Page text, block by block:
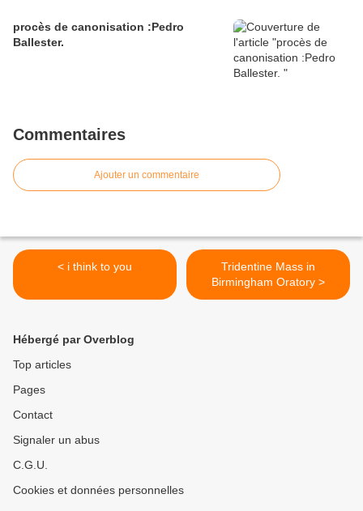
procès de canonisation :Pedro
Ballester.
Commentaires
Ajouter un commentaire
< i think to you
Tridentine Mass in
Birmingham Oratory >
Hébergé par Overblog
Top articles
Pages
Contact
Signaler un abus
C.G.U.
Cookies et données personnelles